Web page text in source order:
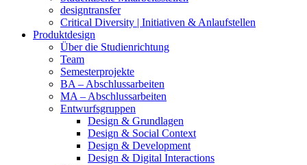
designtransfer
Critical Diversity | Initiativen & Anlaufstellen
Produktdesign
Über die Studienrichtung
Team
Semesterprojekte
BA – Abschlussarbeiten
MA – Abschlussarbeiten
Entwurfsgruppen
Design & Grundlagen
Design & Social Context
Design & Development
Design & Digital Interactions